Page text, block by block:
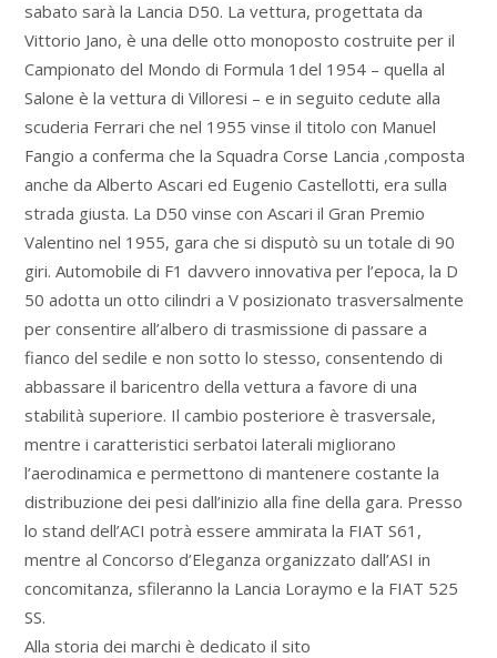
sabato sarà la Lancia D50. La vettura, progettata da
Vittorio Jano, è una delle otto monoposto costruite per il
Campionato del Mondo di Formula 1del 1954 – quella al
Salone è la vettura di Villoresi – e in seguito cedute alla
scuderia Ferrari che nel 1955 vinse il titolo con Manuel
Fangio a conferma che la Squadra Corse Lancia ,composta
anche da Alberto Ascari ed Eugenio Castellotti, era sulla
strada giusta. La D50 vinse con Ascari il Gran Premio
Valentino nel 1955, gara che si disputò su un totale di 90
giri. Automobile di F1 davvero innovativa per l’epoca, la D
50 adotta un otto cilindri a V posizionato trasversalmente
per consentire all’albero di trasmissione di passare a
fianco del sedile e non sotto lo stesso, consentendo di
abbassare il baricentro della vettura a favore di una
stabilità superiore. Il cambio posteriore è trasversale,
mentre i caratteristici serbatoi laterali migliorano
l’aerodinamica e permettono di mantenere costante la
distribuzione dei pesi dall’inizio alla fine della gara. Presso
lo stand dell’ACI potrà essere ammirata la FIAT S61,
mentre al Concorso d’Eleganza organizzato dall’ASI in
concomitanza, sfileranno la Lancia Loraymo e la FIAT 525
SS.
Alla storia dei marchi è dedicato il sito